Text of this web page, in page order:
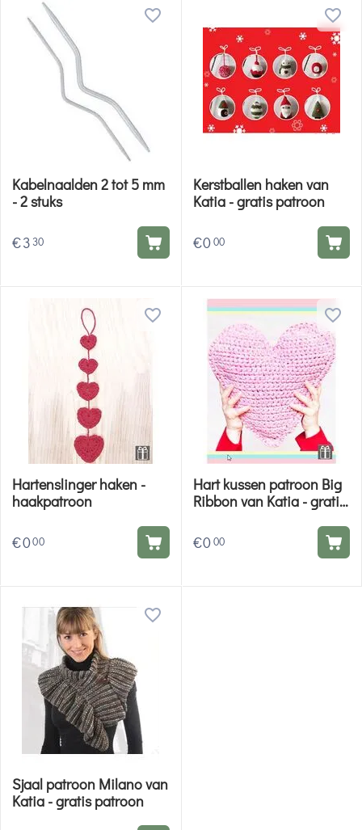
Kabelnaalden 2 tot 5 mm
- 2 stuks
€3 30
Kerstballen haken van
Katia - gratis patroon
€000
Hartenslinger haken -
haakpatroon
€000
Hart kussen patroon Big
Ribbon van Katia - gratis
€000
Sjaal patroon Milano van
Katia - gratis patroon